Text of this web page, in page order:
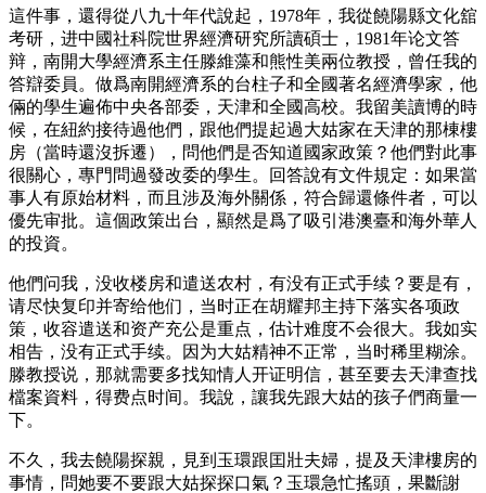
這件事，還得從八九十年代說起，1978年，我從饒陽縣文化舘
考研，进中國社科院世界經濟研究所讀碩士，1981年论文答
辩，南開大學經濟系主任滕維藻和熊性美兩位教授，曾任我的
答辯委員。做爲南開經濟系的台柱子和全國著名經濟學家，他
倆的學生遍佈中央各部委，天津和全國高校。我留美讀博的時
候，在紐約接待過他們，跟他們提起過大姑家在天津的那棟樓
房（當時還沒拆遷），問他們是否知道國家政策？他們對此事
很關心，專門問過發改委的學生。回答說有文件規定：如果當
事人有原始材料，而且涉及海外關係，符合歸還條件者，可以
優先审批。這個政策出台，顯然是爲了吸引港澳臺和海外華人
的投資。
他們问我，没收楼房和遣送农村，有没有正式手续？要是有，
请尽快复印并寄给他们，当时正在胡耀邦主持下落实各项政
策，收容遣送和资产充公是重点，估计难度不会很大。我如实
相告，没有正式手续。因为大姑精神不正常，当时稀里糊涂。
滕教授说，那就需要多找知情人开证明信，甚至要去天津查找
檔案資料，得费点时间。我說，讓我先跟大姑的孩子們商量一
下。
不久，我去饒陽探親，見到玉環跟囯壯夫婦，提及天津樓房的
事情，問她要不要跟大姑探探口氣？玉環急忙搖頭，果斷謝